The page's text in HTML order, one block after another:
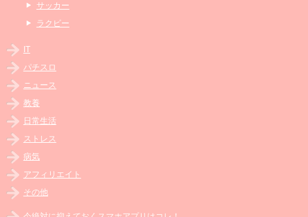
サッカー
ラクビー
IT
パチスロ
ニュース
教養
日常生活
ストレス
病気
アフィリエイト
その他